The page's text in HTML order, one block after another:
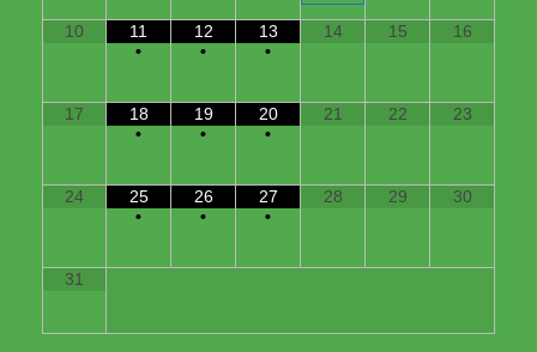
10
11
•
12
•
13
•
14 15 16
17
18
•
19
•
20
•
21 22 23
24
25
•
26
•
27
•
28 29 30
31